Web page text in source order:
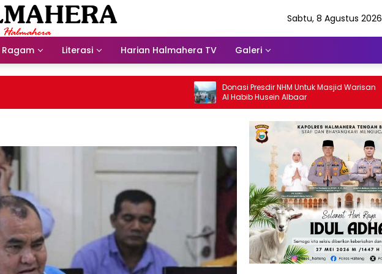
Sabtu, 8 Agustus 2026
Ragam Literasi Harian Halmahera TV Galeri
Donasi Presdir NHM Untuk Masjid Warisan
Al Habib Husein Albaar